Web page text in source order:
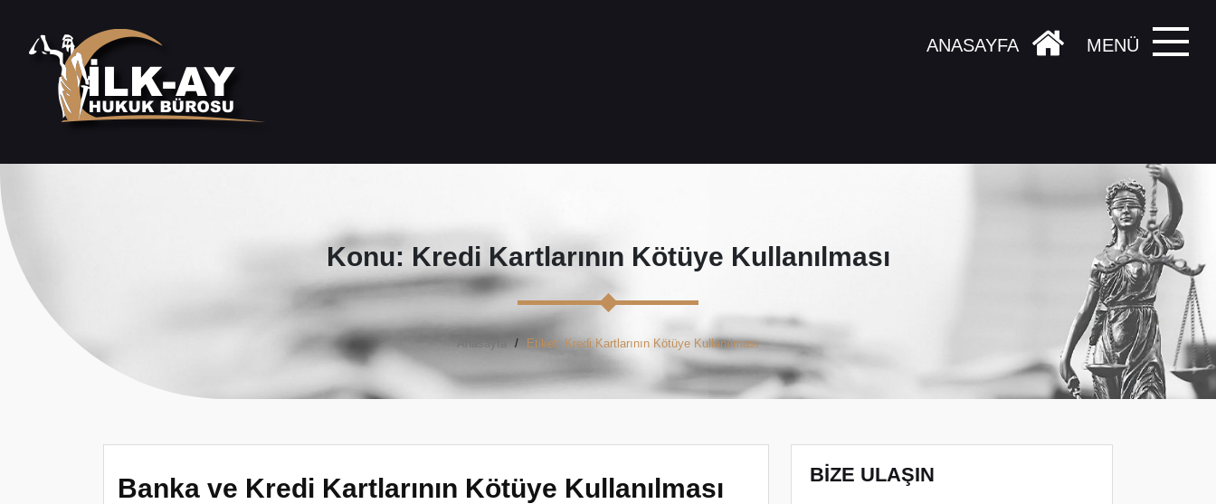
MENÜ
ANASAYFA
Konu: Kredi Kartlarının Kötüye Kullanılması
Anasayfa Etiket: Kredi Kartlarının Kötüye Kullanılması
Banka ve Kredi Kartlarının Kötüye Kullanılması BİZE ULAŞIN